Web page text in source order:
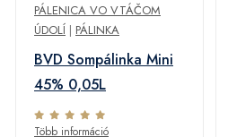
PÁLENICA VO VTÁČOM
ÚDOLÍ | PÁLINKA
BVD Sompálinka Mini
45% 0,05L
Több információ